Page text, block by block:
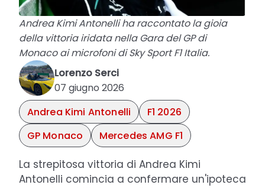
Andrea Kimi Antonelli ha raccontato la gioia
della vittoria iridata nella Gara del GP di
Monaco ai microfoni di Sky Sport F1 Italia.
Lorenzo Serci
07 giugno 2026
Andrea Kimi Antonelli
F1 2026
GP Monaco
Mercedes AMG F1
La strepitosa vittoria di Andrea Kimi
Antonelli comincia a confermare un'ipoteca